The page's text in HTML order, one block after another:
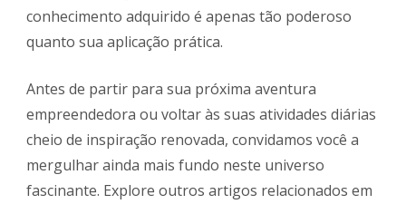
conhecimento adquirido é apenas tão poderoso
quanto sua aplicação prática.
Antes de partir para sua próxima aventura
empreendedora ou voltar às suas atividades diárias
cheio de inspiração renovada, convidamos você a
mergulhar ainda mais fundo neste universo
fascinante. Explore outros artigos relacionados em